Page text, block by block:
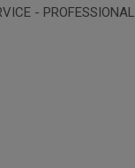
- PROFESSIONAL